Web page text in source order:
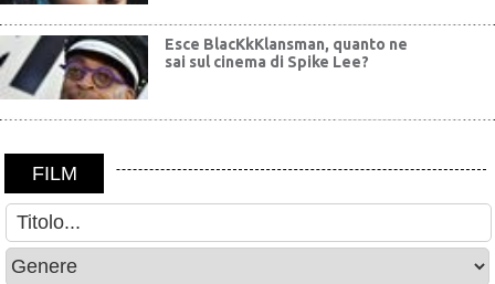
Esce BlacKkKlansman, quanto ne
sai sul cinema di Spike Lee?